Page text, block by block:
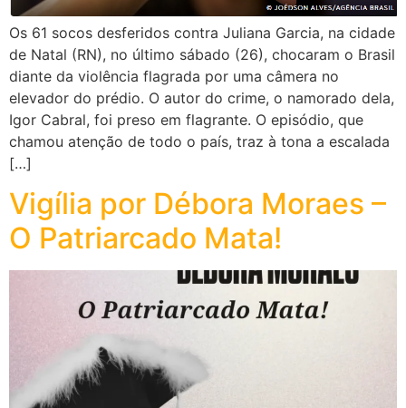
Os 61 socos desferidos contra Juliana Garcia, na cidade
de Natal (RN), no último sábado (26), chocaram o Brasil
diante da violência flagrada por uma câmera no
elevador do prédio. O autor do crime, o namorado dela,
Igor Cabral, foi preso em flagrante. O episódio, que
chamou atenção de todo o país, traz à tona a escalada
[…]
Vigília por Débora Moraes –
O Patriarcado Mata!